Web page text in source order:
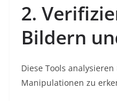
2.
Bildern
Diese Tools
Manipulationen zu